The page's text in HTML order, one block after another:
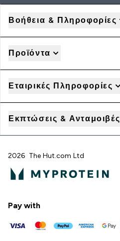
Βοήθεια & Πληροφορίες
Προϊόντα
Εταιρικές Πληροφορίες
Εκπτώσεις & Ανταμοιβές
2026 The Hut.com Ltd
Pay with